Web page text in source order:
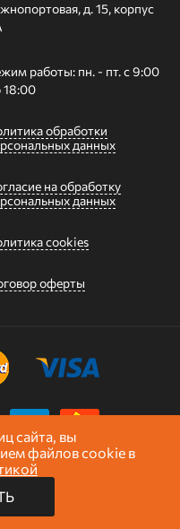
КУПИТЬ
д. 15, корпус
работы: пн. - пт. с 9:00
18:00
обработки
данных
на обработку
данных
cookies
оферты
монтажный инструмент
сайта, вы
файлов cookie в